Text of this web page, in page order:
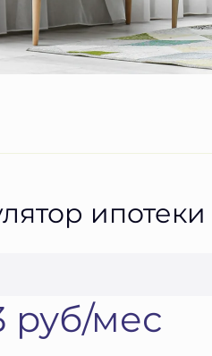
ипотеки
руб/мес